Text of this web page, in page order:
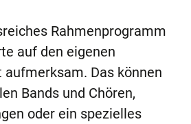
Rahmenprogramm
auf den eigenen
Das können
Bands und Chören,
oder ein spezielles